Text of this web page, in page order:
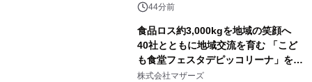
44分前
食品ロス約3,000kgを地域の笑顔へ
40社とともに地域交流を育む 「こど
も食堂フェスタデピッコリーナ」を9
月5日(土)開催
株式会社マザーズ